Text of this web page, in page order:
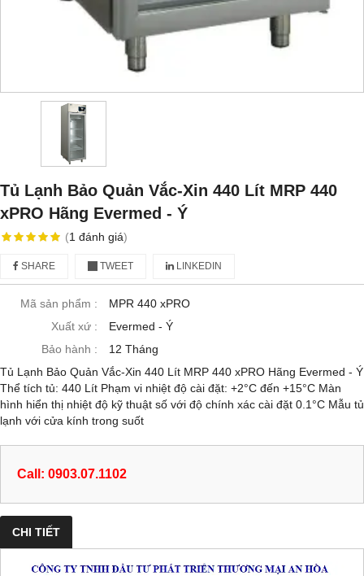
Tủ Lạnh Bảo Quản Vắc-Xin 440 Lít MRP 440
xPRO Hãng Evermed - Ý
(1 đánh giá)
SHARE TWEET LINKEDIN
Mã sản phẩm :
MPR 440 xPRO
Xuất xứ :
Evermed - Ý
Bảo hành :
12 Tháng
Tủ Lạnh Bảo Quản Vắc-Xin 440 Lít MRP 440 xPRO Hãng Evermed - Ý
Thể tích tủ: 440 Lít Phạm vi nhiệt độ cài đặt: +2°C đến +15°C Màn
hình hiển thị nhiệt độ kỹ thuật số với độ chính xác cài đặt 0.1°C Mẫu tủ
lạnh với cửa kính trong suốt
Call: 0903.07.1102
CHI TIẾT